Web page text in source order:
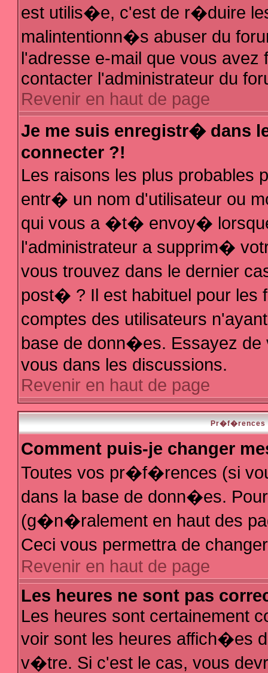
est utilis�e, c'est de r�duire
malintentionn�s abuser du
l'adresse e-mail que vous
contacter l'administrateur du
Revenir en haut de page
Je me suis enregistr� dans
connecter ?!
Les raisons les plus probables
entr� un nom d'utilisateur ou
qui vous a �t� envoy�
l'administrateur a supprim�
vous trouvez dans le dernier
post� ? Il est habituel pour les
comptes des utilisateurs
base de donn�es. Essayez de
vous dans les discussions.
Revenir en haut de page
Pr�f�rences
Comment puis-je changer
Toutes vos pr�f�rences (si
dans la base de donn�es.
(g�n�ralement en haut des
Ceci vous permettra de
Revenir en haut de page
Les heures ne sont pas
Les heures sont certainement
voir sont les heures affich�es
v�tre. Si c'est le cas, vous